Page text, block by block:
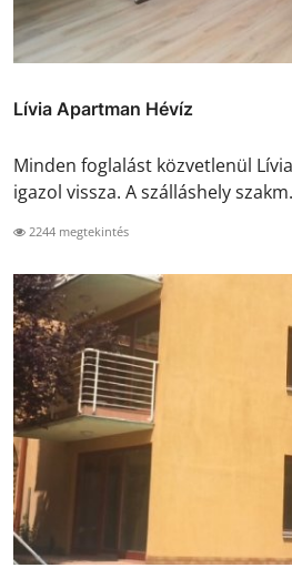
Lívia Apartman Hévíz
Minden foglalást közvetlenül
igazol vissza. A szálláshely
2244 megtekintés